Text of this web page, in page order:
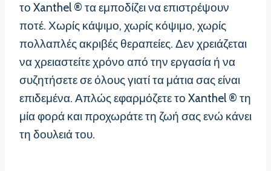
το Xanthel ® τα εμποδίζει να επιστρέψουν
ποτέ. Χωρίς κάψιμο, χωρίς κόψιμο, χωρίς
πολλαπλές ακριβές θεραπείες. Δεν χρειάζεται
να χρειαστείτε χρόνο από την εργασία ή να
συζητήσετε σε όλους γιατί τα μάτια σας είναι
επιδεμένα. Απλώς εφαρμόζετε το Xanthel ® τη
μία φορά και προχωράτε τη ζωή σας ενώ κάνει
τη δουλειά του.